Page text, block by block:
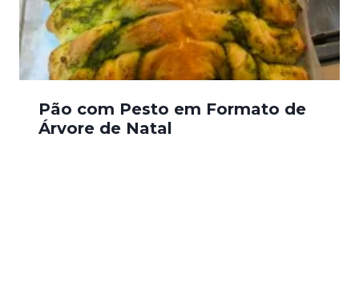
Pão com Pesto em Formato de
Árvore de Natal